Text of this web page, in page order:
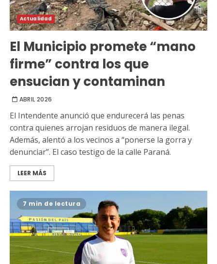
Actualidad
El Municipio promete “mano
firme” contra los que
ensucian y contaminan
ABRIL 2026
El Intendente anunció que endurecerá las penas
contra quienes arrojan residuos de manera ilegal.
Además, alentó a los vecinos a “ponerse la gorra y
denunciar”. El caso testigo de la calle Paraná.
LEER MÁS
7 min de lectura